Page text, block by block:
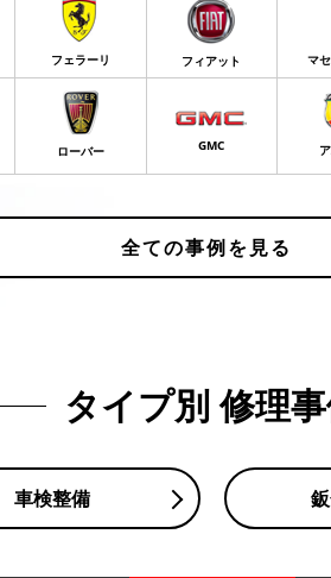
フェラーリ フィアット マ
ローバー GMC
全ての事例を見る
タイプ別 修理
車検整備